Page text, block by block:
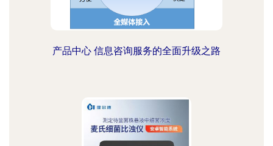
产品中心 信息咨询服务的全面升级之路